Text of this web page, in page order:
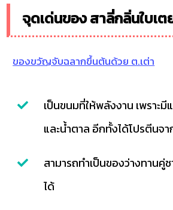
จุดเด่นของ สาลี่กลิ่นใบเต
ของขวัญจับฉลากขึ้นต้นด้วย ต.เต่า
เป็นขนมที่ให้พลังงาน เพราะมี
และน้ำตาล อีกทั้งได้โปรตีนจา
สามารถทำเป็นของว่างทานคู่
ได้